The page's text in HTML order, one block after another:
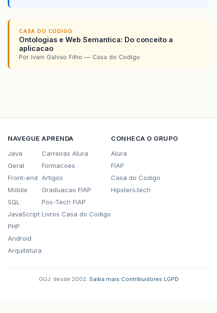
CASA DO CODIGO
Ontologias e Web Semantica: Do conceito a
aplicacao
Por Ivam Galvao Filho — Casa do Codigo
NAVEGUE
Java
Geral
Front-end
Mobile
SQL
JavaScript
PHP
Android
Arquitetura
APRENDA
Carreiras Alura
Formacoes
Artigos
Graduacao FIAP
Pos-Tech FIAP
Livros Casa do Codigo
CONHECA O GRUPO
Alura
FIAP
Casa do Codigo
Hipsters.tech
GUJ: desde 2002. Saiba mais Contribuidores LGPD